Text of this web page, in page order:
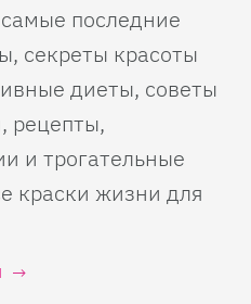
последние
секреты красоты
диеты, советы
рецепты,
и трогательные
краски жизни для